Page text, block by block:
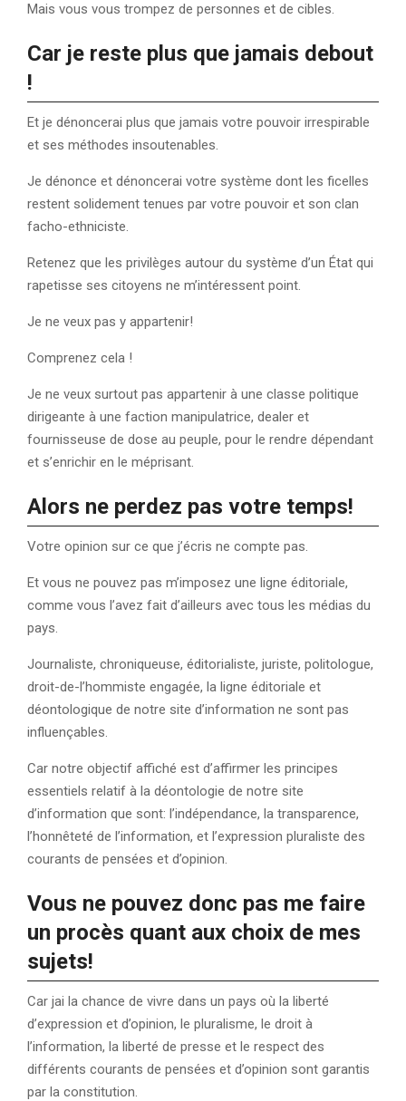
Mais vous vous trompez de personnes et de cibles.
Car je reste plus que jamais debout
!
Et je dénoncerai plus que jamais votre pouvoir irrespirable
et ses méthodes insoutenables.
Je dénonce et dénoncerai votre système dont les ficelles
restent solidement tenues par votre pouvoir et son clan
facho-ethniciste.
Retenez que les privilèges autour du système d’un État qui
rapetisse ses citoyens ne m’intéressent point.
Je ne veux pas y appartenir!
Comprenez cela !
Je ne veux surtout pas appartenir à une classe politique
dirigeante à une faction manipulatrice, dealer et
fournisseuse de dose au peuple, pour le rendre dépendant
et s’enrichir en le méprisant.
Alors ne perdez pas votre temps!
Votre opinion sur ce que j’écris ne compte pas.
Et vous ne pouvez pas m’imposez une ligne éditoriale,
comme vous l’avez fait d’ailleurs avec tous les médias du
pays.
Journaliste, chroniqueuse, éditorialiste, juriste, politologue,
droit-de-l’hommiste engagée, la ligne éditoriale et
déontologique de notre site d’information ne sont pas
influençables.
Car notre objectif affiché est d’affirmer les principes
essentiels relatif à la déontologie de notre site
d’information que sont: l’indépendance, la transparence,
l’honnêteté de l’information, et l’expression pluraliste des
courants de pensées et d’opinion.
Vous ne pouvez donc pas me faire
un procès quant aux choix de mes
sujets!
Car jai la chance de vivre dans un pays où la liberté
d’expression et d’opinion, le pluralisme, le droit à
l’information, la liberté de presse et le respect des
différents courants de pensées et d’opinion sont garantis
par la constitution.